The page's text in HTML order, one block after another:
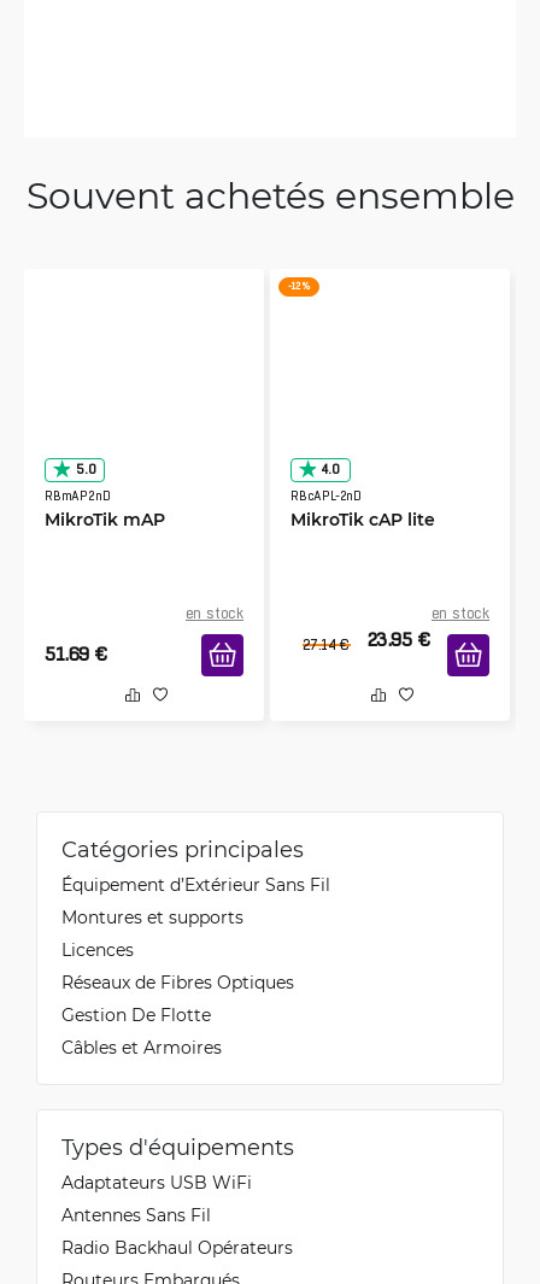
Souvent achetés ensemble
5.0
RBmAP2nD
MikroTik mAP
en stock
51.69 €
-12 %
4.0
RBcAPL-2nD
MikroTik cAP lite
en stock
27.14 € 23.95 €
Catégories principales
Équipement d’Extérieur Sans Fil
Montures et supports
Licences
Réseaux de Fibres Optiques
Gestion De Flotte
Câbles et Armoires
Types d'équipements
Adaptateurs USB WiFi
Antennes Sans Fil
Radio Backhaul Opérateurs